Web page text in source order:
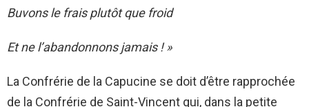
Buvons le frais plutôt que froid
Et ne l’abandonnons jamais ! »
La Confrérie de la Capucine se doit d’être rapprochée
de la Confrérie de Saint-Vincent qui, dans la petite